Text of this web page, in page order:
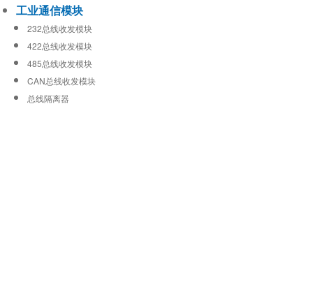
工业通信模块
232总线收发模块
422总线收发模块
485总线收发模块
CAN总线收发模块
总线隔离器